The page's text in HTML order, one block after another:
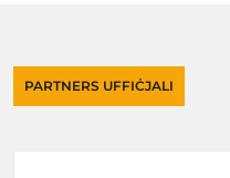
PARTNERS UFFIĊJALI